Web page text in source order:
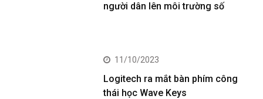
người dân lên môi trường số
11/10/2023
Logitech ra mắt bàn phím công
thái học Wave Keys